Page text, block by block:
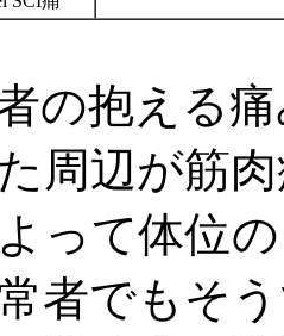
の抱える
周辺が筋
って体位
者でもそ